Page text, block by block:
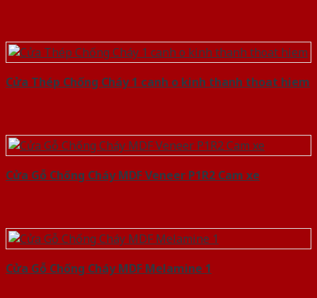
Cửa Thép Chống Cháy 1 canh o kinh thanh thoat hiem
Cửa Gỗ Chống Cháy MDF Veneer P1R2 Cam xe
Cửa Gỗ Chống Cháy MDF Melamine 1